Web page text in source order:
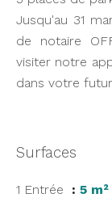
Jusqu'au 31
de notaire
visiter notre
dans votre
Surfaces
1 Entrée
5 m²